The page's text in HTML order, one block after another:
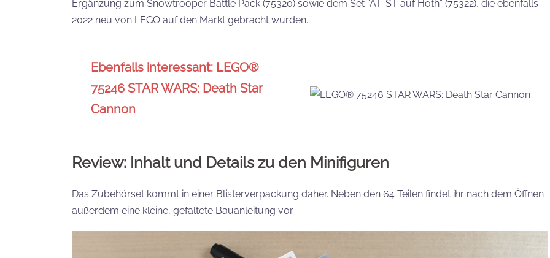
Ergänzung zum Snowtrooper Battle Pack (75320) sowie dem Set “AT-ST auf Hoth” (75322), die ebenfalls
2022 neu von LEGO auf den Markt gebracht wurden.
Ebenfalls interessant: LEGO®
75246 STAR WARS: Death Star
Cannon
Review: Inhalt und Details zu den Minifiguren
Das Zubehörset kommt in einer Blisterverpackung daher. Neben den 64 Teilen findet ihr nach dem Öffnen
außerdem eine kleine, gefaltete Bauanleitung vor.